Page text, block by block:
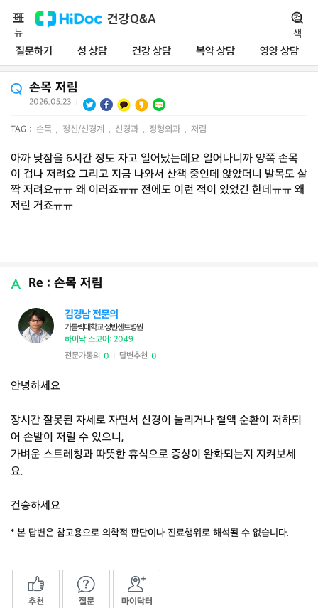
건강Q&A
질문하기 성 상담 건강 상담 복약 상담 영양 상담
메
뉴
검
색
손목 저림
2026.05.23
TAG : 손목 , 정신/신경계 , 신경과 , 정형외과 , 저림
아까 낮잠을 6시간 정도 자고 일어났는데요 일어나니까 양쪽 손목
이 겁나 저려요 그리고 지금 나와서 산책 중인데 앉았더니 발목도 살
짝 저려요ㅠㅠ 왜 이러죠ㅠㅠ 전에도 이런 적이 있었긴 한데ㅠㅠ 왜
저린 거죠ㅠㅠ
Re : 손목 저림
김경남 전문의
가톨릭대학교 성빈센트병원
하이닥 스코어: 2049
전문가동의 0 답변추천 0
안녕하세요
장시간 잘못된 자세로 자면서 신경이 눌리거나 혈액 순환이 저하되
어 손발이 저릴 수 있으니,
가벼운 스트레칭과 따뜻한 휴식으로 증상이 완화되는지 지켜보세
요.
건승하세요
* 본 답변은 참고용으로 의학적 판단이나 진료행위로 해석될 수 없습니다.
추천 질문 마이닥터